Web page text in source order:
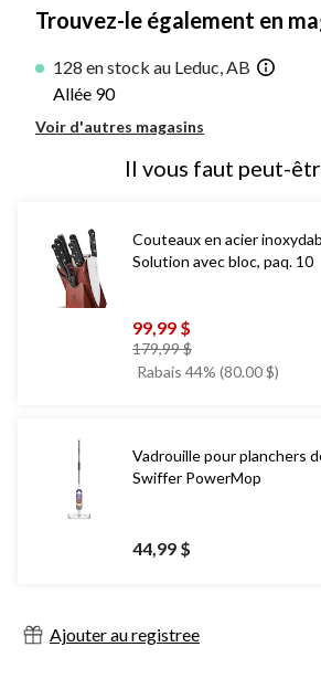
Trouvez-le également en
128 en stock au Leduc, AB
Allée 90
Voir d'autres magasins
Il vous faut peut-
Couteaux en acier
Solution avec bloc, paq. 10
99,99 $
179,99 $prix
était
Rabais 44% (80.00 $)
Vadrouille pour planchers
Swiffer PowerMop
44,99 $
Ajouter au registree